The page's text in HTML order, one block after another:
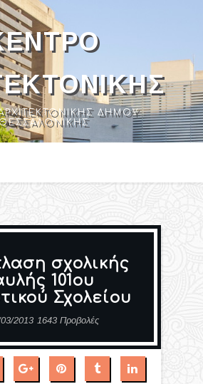
ΔΉΜΟΥ
σχολικής
101ου
Σχολείου
2013 1643 Προβολές